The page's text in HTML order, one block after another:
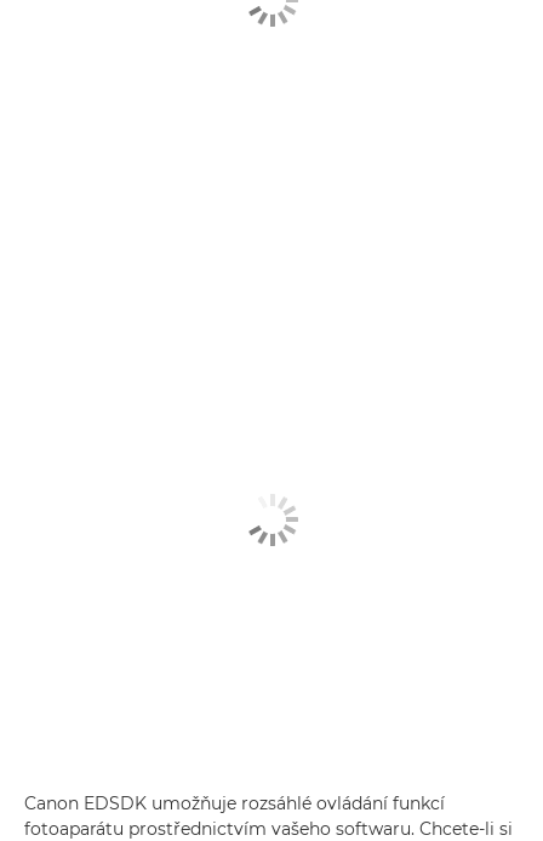
Canon EDSDK umožňuje rozsáhlé ovládání funkcí
fotoaparátu prostřednictvím vašeho softwaru. Chcete-li si